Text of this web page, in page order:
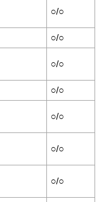
○/○
○/○
○/○
○/○
○/○
○/○
○/○